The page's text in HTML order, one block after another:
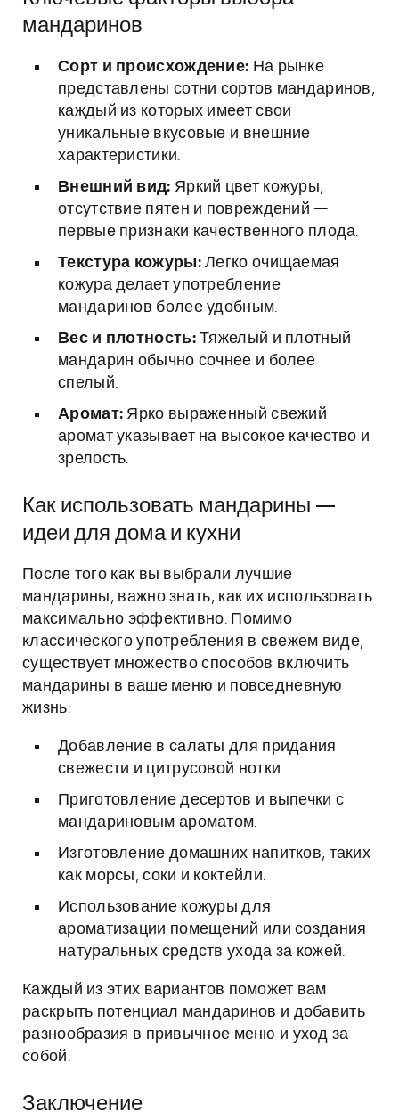
мандаринов
Сорт и происхождение: На рынке
представлены сотни сортов мандаринов,
каждый из которых имеет свои
уникальные вкусовые и внешние
характеристики.
Внешний вид: Яркий цвет кожуры,
отсутствие пятен и повреждений —
первые признаки качественного плода.
Текстура кожуры:Легко очищаемая
кожура делает употребление
мандаринов более удобным.
Вес и плотность:Тяжелый и плотный
мандарин обычно сочнее и более
спелый.
Аромат: Ярко выраженный свежий
аромат указывает на высокое качество и
зрелость.
Как использовать мандарины —
идеи для дома и кухни
После того как вы выбрали лучшие
мандарины, важно знать, как их использовать
максимально эффективно. Помимо
классического употребления в свежем виде,
существует множество способов включить
мандарины в ваше меню и повседневную
жизнь:
Добавление в салаты для придания
свежести и цитрусовой нотки.
Приготовление десертов и выпечки с
мандариновым ароматом.
Изготовление домашних напитков, таких
как морсы, соки и коктейли.
Использование кожуры для
ароматизации помещений или создания
натуральных средств ухода за кожей.
Каждый из этих вариантов поможет вам
раскрыть потенциал мандаринов и добавить
разнообразия в привычное меню и уход за
собой.
Заключение